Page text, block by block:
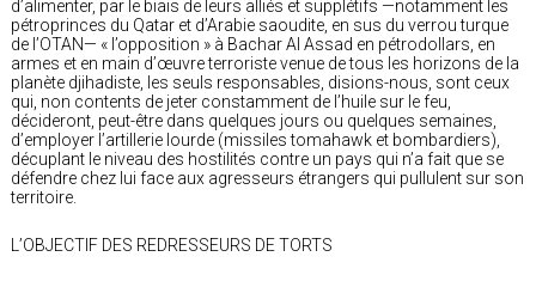
d’alimenter, par le biais de leurs alliés et supplétifs —notamment les
pétroprinces du Qatar et d’Arabie saoudite, en sus du verrou turque
de l’OTAN— « l’opposition » à Bachar Al Assad en pétrodollars, en
armes et en main d’œuvre terroriste venue de tous les horizons de la
planète djihadiste, les seuls responsables, disions-nous, sont ceux
qui, non contents de jeter constamment de l’huile sur le feu,
décideront, peut-être dans quelques jours ou quelques semaines,
d’employer l’artillerie lourde (missiles tomahawk et bombardiers),
décuplant le niveau des hostilités contre un pays qui n’a fait que se
défendre chez lui face aux agresseurs étrangers qui pullulent sur son
territoire.
L’OBJECTIF DES REDRESSEURS DE TORTS